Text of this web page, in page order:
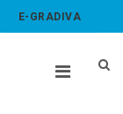
E-GRADIVA